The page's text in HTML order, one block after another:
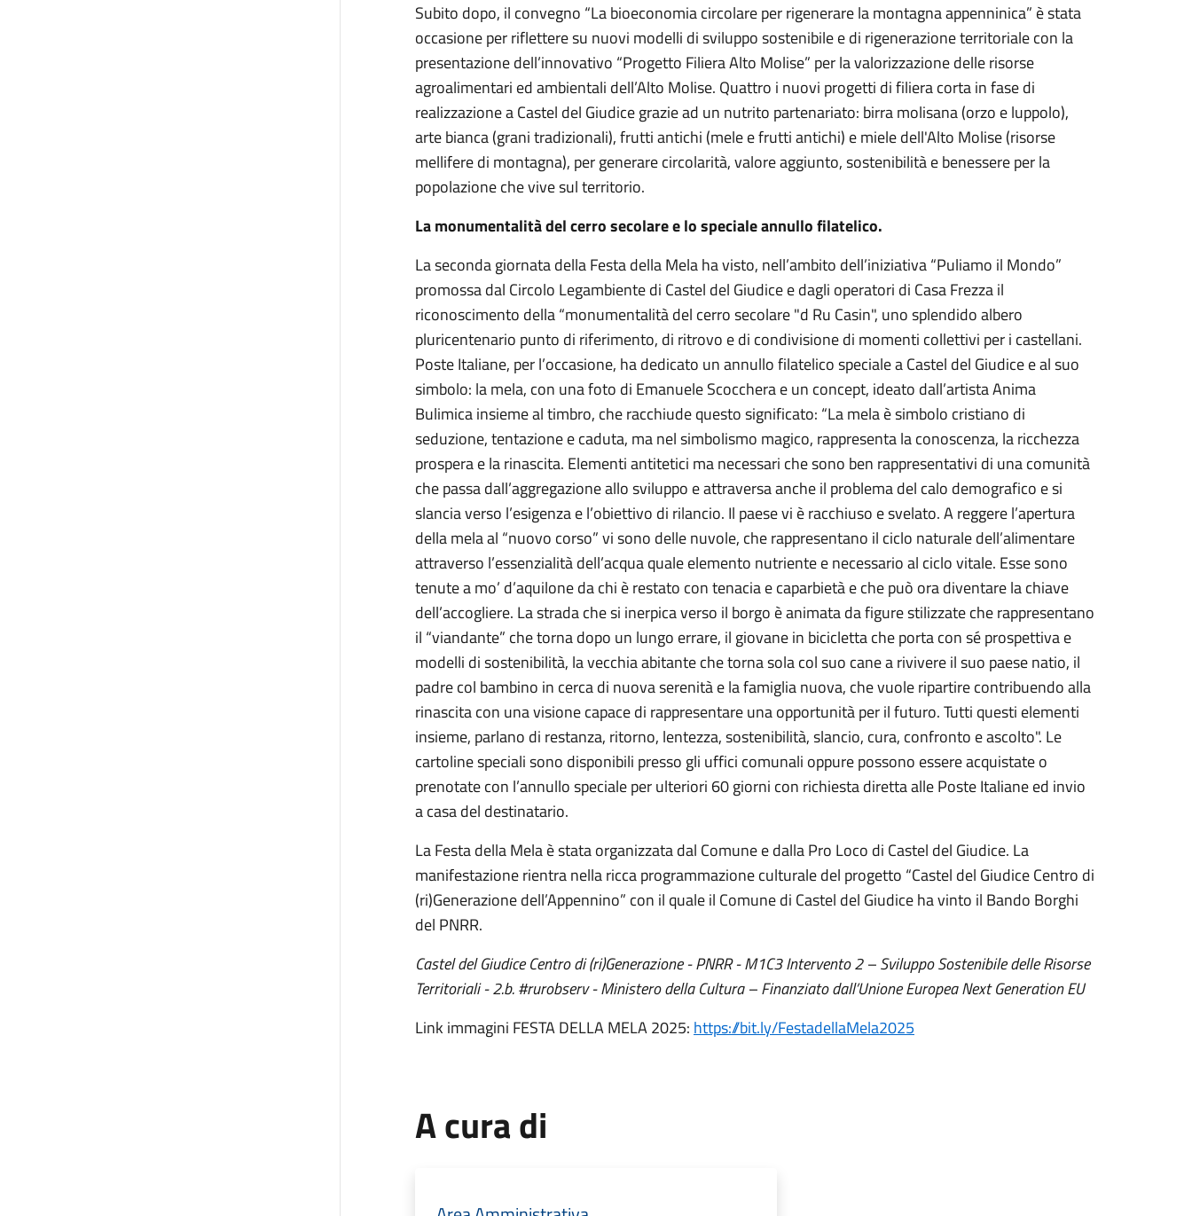
Subito dopo, il convegno “La bioeconomia circolare per rigenerare la montagna appenninica” è stata
occasione per riflettere su nuovi modelli di sviluppo sostenibile e di rigenerazione territoriale con la
presentazione dell’innovativo “Progetto Filiera Alto Molise” per la valorizzazione delle risorse
agroalimentari ed ambientali dell’Alto Molise. Quattro i nuovi progetti di filiera corta in fase di
realizzazione a Castel del Giudice grazie ad un nutrito partenariato: birra molisana (orzo e luppolo),
arte bianca (grani tradizionali), frutti antichi (mele e frutti antichi) e miele dell'Alto Molise (risorse
mellifere di montagna), per generare circolarità, valore aggiunto, sostenibilità e benessere per la
popolazione che vive sul territorio.
La monumentalità del cerro secolare e lo speciale annullo filatelico.
La seconda giornata della Festa della Mela ha visto, nell’ambito dell’iniziativa “Puliamo il Mondo”
promossa dal Circolo Legambiente di Castel del Giudice e dagli operatori di Casa Frezza il
riconoscimento della “monumentalità del cerro secolare "d Ru Casin", uno splendido albero
pluricentenario punto di riferimento, di ritrovo e di condivisione di momenti collettivi per i castellani.
Poste Italiane, per l’occasione, ha dedicato un annullo filatelico speciale a Castel del Giudice e al suo
simbolo: la mela, con una foto di Emanuele Scocchera e un concept, ideato dall’artista Anima
Bulimica insieme al timbro, che racchiude questo significato: “La mela è simbolo cristiano di
seduzione, tentazione e caduta, ma nel simbolismo magico, rappresenta la conoscenza, la ricchezza
prospera e la rinascita. Elementi antitetici ma necessari che sono ben rappresentativi di una comunità
che passa dall’aggregazione allo sviluppo e attraversa anche il problema del calo demografico e si
slancia verso l’esigenza e l’obiettivo di rilancio. Il paese vi è racchiuso e svelato. A reggere l’apertura
della mela al “nuovo corso” vi sono delle nuvole, che rappresentano il ciclo naturale dell’alimentare
attraverso l’essenzialità dell’acqua quale elemento nutriente e necessario al ciclo vitale. Esse sono
tenute a mo’ d’aquilone da chi è restato con tenacia e caparbietà e che può ora diventare la chiave
dell’accogliere. La strada che si inerpica verso il borgo è animata da figure stilizzate che rappresentano
il “viandante” che torna dopo un lungo errare, il giovane in bicicletta che porta con sé prospettiva e
modelli di sostenibilità, la vecchia abitante che torna sola col suo cane a rivivere il suo paese natio, il
padre col bambino in cerca di nuova serenità e la famiglia nuova, che vuole ripartire contribuendo alla
rinascita con una visione capace di rappresentare una opportunità per il futuro. Tutti questi elementi
insieme, parlano di restanza, ritorno, lentezza, sostenibilità, slancio, cura, confronto e ascolto". Le
cartoline speciali sono disponibili presso gli uffici comunali oppure possono essere acquistate o
prenotate con l’annullo speciale per ulteriori 60 giorni con richiesta diretta alle Poste Italiane ed invio
a casa del destinatario.
La Festa della Mela è stata organizzata dal Comune e dalla Pro Loco di Castel del Giudice. La
manifestazione rientra nella ricca programmazione culturale del progetto “Castel del Giudice Centro di
(ri)Generazione dell’Appennino” con il quale il Comune di Castel del Giudice ha vinto il Bando Borghi
del PNRR.
Castel del Giudice Centro di (ri)Generazione - PNRR - M1C3 Intervento 2 – Sviluppo Sostenibile delle Risorse
Territoriali - 2.b. #rurobserv - Ministero della Cultura – Finanziato dall’Unione Europea Next Generation EU
Link immagini FESTA DELLA MELA 2025: https://bit.ly/FestadellaMela2025
A cura di